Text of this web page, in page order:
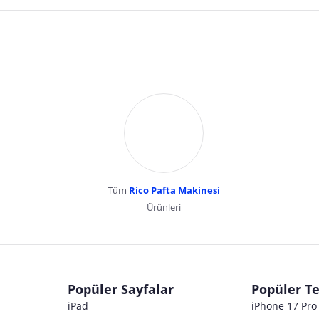
Tüm Rico Pafta Makinesi
Ürünleri
Popüler Sayfalar
iPad
Popüler
iPhone 17